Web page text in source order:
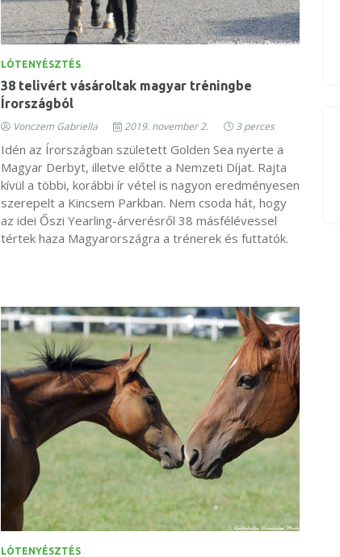
LÓTENYÉSZTÉS
38 telivért vásároltak magyar tréningbe
Írországból
Vonczem Gabriella 2019. november 2. 3 perces
Idén az Írországban született Golden Sea nyerte a
Magyar Derbyt, illetve előtte a Nemzeti Díjat. Rajta
kívül a többi, korábbi ír vétel is nagyon eredményesen
szerepelt a Kincsem Parkban. Nem csoda hát, hogy
az idei Őszi Yearling-árverésről 38 másfélévessel
tértek haza Magyarországra a trénerek és futtatók.
LÓTENYÉSZTÉS